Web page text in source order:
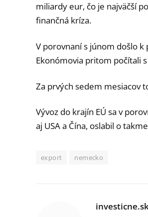
miliardy eur, čo je najväčší
finančná kríza.
V porovnaní s júnom došlo
Ekonómovia pritom počítali
Za prvých sedem mesiacov
Vývoz do krajín EÚ sa v
aj USA a Čína, oslabil o
export nemecko